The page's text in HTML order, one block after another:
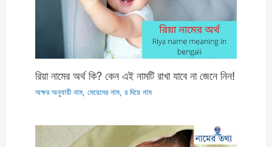
রিয়া নামের অর্থ কি? কেন এই নামটি রাখা যাবে না জেনে নিন!
অক্ষর অনুযায়ী নাম,মেয়েদের নাম,র দিয়ে নাম